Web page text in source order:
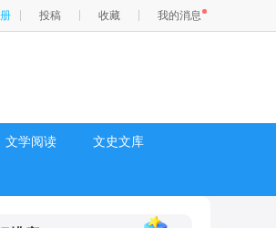
投稿 收藏 我的消息
文学阅读 文史文库